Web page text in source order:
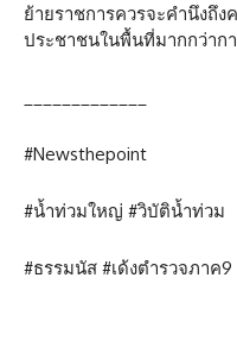
ย้ายราชการควรจะคำนึงถึ
ประชาชนในพื้นที่มากกว่าก
#Newsthepoint
#น้ำท่วมใหญ่ #วิบัติน้ำท่วม
#ธรรมนัส #เด้งตำรวจภาค9